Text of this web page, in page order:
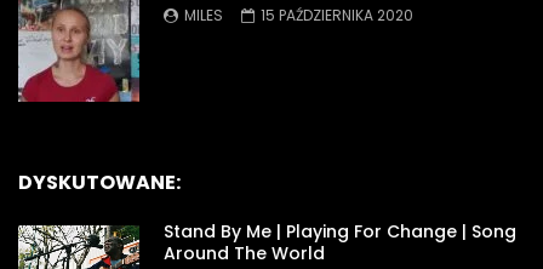
MILES 15 PAŹDZIERNIKA 2020
DYSKUTOWANE:
Stand By Me | Playing For Change | Song
Around The World